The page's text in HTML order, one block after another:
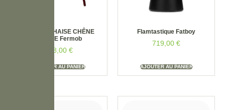
Lot De 2 CHAISE CHÊNE
STUDIE Fermob
638,00 €
AJOUTER AU PANIER
Flamtastique Fatboy
719,00 €
AJOUTER AU PANIER